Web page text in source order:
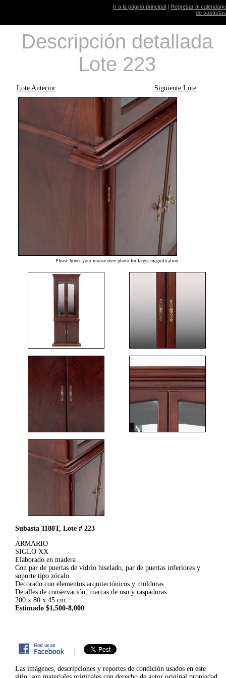
Ir a la página principal | Regresar al calendario
de subastas
Descripción detallada
Lote 223
Lote Anterior Siguiente Lote
Please hover your mouse over photo for larger magnification
Subasta 1180T, Lote # 223
ARMARIO
SIGLO XX
Elaborado en madera
Con par de puertas de vidrio biselado, par de puertas inferiores y
soporte tipo zócalo
Decorado con elementos arquitectónicos y molduras
Detalles de conservación, marcas de uso y raspaduras
200 x 80 x 45 cm
Estimado $1,500-8,000
|
Las imágenes, descripciones y reportes de condición usados en este